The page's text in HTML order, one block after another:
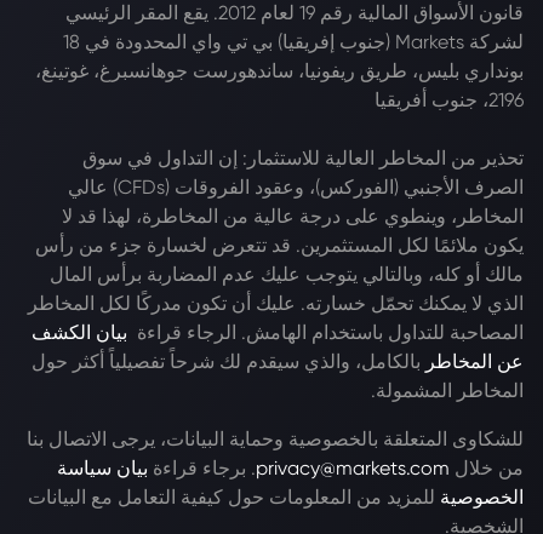
قانون الأسواق المالية رقم 19 لعام 2012. يقع المقر الرئيسي
لشركة Markets (جنوب إفريقيا) بي تي واي المحدودة في 18
بونداري بليس، طريق ريفونيا، ساندهورست جوهانسبرغ، غوتينغ،
2196، جنوب أفريقيا
تحذير من المخاطر العالية للاستثمار: إن التداول في سوق
الصرف الأجنبي (الفوركس)، وعقود الفروقات (CFDs) عالي
المخاطر، وينطوي على درجة عالية من المخاطرة، لهذا قد لا
يكون ملائمًا لكل المستثمرين. قد تتعرض لخسارة جزء من رأس
مالك أو كله، وبالتالي يتوجب عليك عدم المضاربة برأس المال
الذي لا يمكنك تحمّل خسارته. عليك أن تكون مدركًا لكل المخاطر
المصاحبة للتداول باستخدام الهامش. الرجاء قراءة بيان الكشف
عن المخاطر بالكامل، والذي سيقدم لك شرحاً تفصيلياً أكثر حول
المخاطر المشمولة.
للشكاوى المتعلقة بالخصوصية وحماية البيانات، يرجى الاتصال بنا
من خلال privacy@markets.com. برجاء قراءة بيان سياسة
الخصوصية للمزيد من المعلومات حول كيفية التعامل مع البيانات
الشخصية.